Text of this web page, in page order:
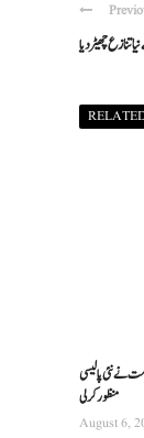
نے نئی پالیسی
منظور کرلی
August 6,